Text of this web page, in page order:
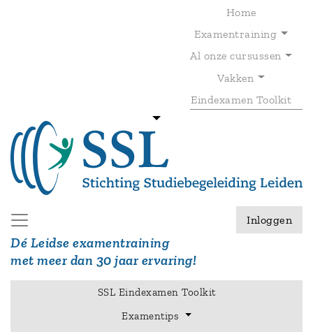
Home
Examentraining
Al onze cursussen
Vakken
Eindexamen Toolkit
Dé Leidse examentraining
met meer dan 30 jaar ervaring!
Inloggen
SSL Eindexamen Toolkit
Examentips